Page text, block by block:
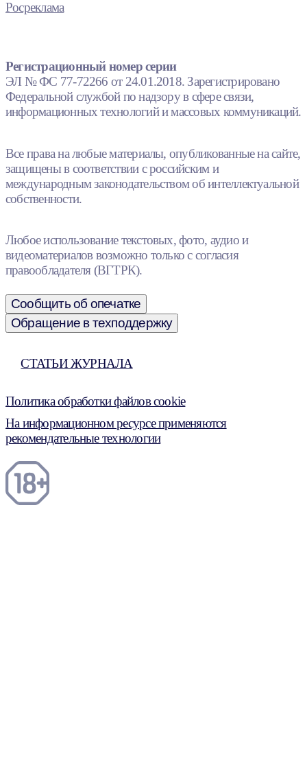
Росреклама
Регистрационный номер серии
ЭЛ № ФС 77-72266 от 24.01.2018. Зарегистрировано
Федеральной службой по надзору в сфере связи,
информационных технологий и массовых коммуникаций.
Все права на любые материалы, опубликованные на сайте,
защищены в соответствии с российским и
международным законодательством об интеллектуальной
собственности.
Любое использование текстовых, фото, аудио и
видеоматериалов возможно только с согласия
правообладателя (ВГТРК).
Сообщить об опечатке
Обращение в техподдержку
СТАТЬИ ЖУРНАЛА
Политика обработки файлов cookie
На информационном ресурсе применяются
рекомендательные технологии